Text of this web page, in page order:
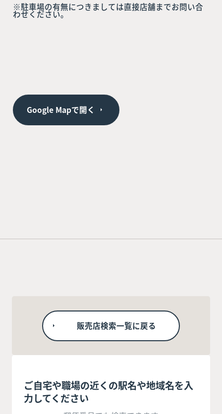
※駐車場の有無につきましては直接店舗までお問い合
わせください。
Google Mapで開く
販売店検索一覧に戻る
ご自宅や職場の近くの駅名や地域名を入
力してください